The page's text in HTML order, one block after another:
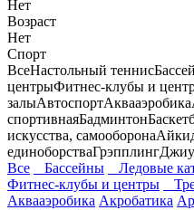
Нет
Возраст
Нет
Спорт
ВсеНастольный теннис
центрыФитнес-клубы и
залыАвтоспортАквааэробика
спортивнаяБадминтон
искусства, самооборона
единоборстваГрэпплинг
Все
Бассейны Ледовые
Фитнес-клубы и центры
Аквааэробика Акробатика